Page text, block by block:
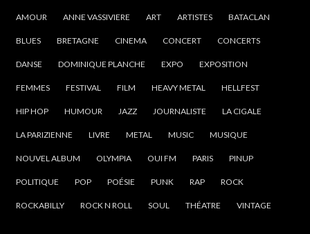
AMOUR ANNE VASSIVIERE ART ARTISTES BATACLAN
BLUES BRETAGNE CINEMA CONCERT CONCERTS
DANSE DOMINIQUE PLANCHE EXPO EXPOSITION
FEMMES FESTIVAL FILM HEAVY METAL HELLFEST
HIP HOP HUMOUR JAZZ JOURNALISTE LA CIGALE
LA PARIZIENNE LIVRE METAL MUSIC MUSIQUE
NOUVEL ALBUM OLYMPIA OUI FM PARIS PINUP
POLITIQUE POP POÉSIE PUNK RAP ROCK
ROCKABILLY ROCK N ROLL SOUL THÉATRE VINTAGE